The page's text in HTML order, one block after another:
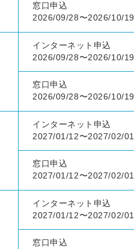
窓口申込
2026/09/28〜2026/10/19
インターネット申込
2026/09/28〜2026/10/19
窓口申込
2026/09/28〜2026/10/19
インターネット申込
2027/01/12〜2027/02/01
窓口申込
2027/01/12〜2027/02/01
インターネット申込
2027/01/12〜2027/02/01
窓口申込